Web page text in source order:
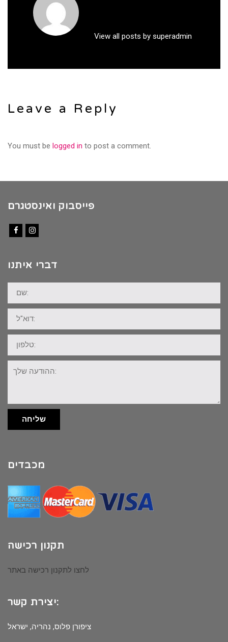
View all posts by superadmin
Leave a Reply
You must be logged in to post a comment.
פייסבוק ואינסטגרם
דברי איתנו
שם:
דוא"ל:
טלפון:
ההודעה
שלך:
שליחה
מכבדים
תקנון רכישה
לחצו לתקנון רכישה באתר
יצירת קשר:
ציפורן פלוס, נהריה, ישראל